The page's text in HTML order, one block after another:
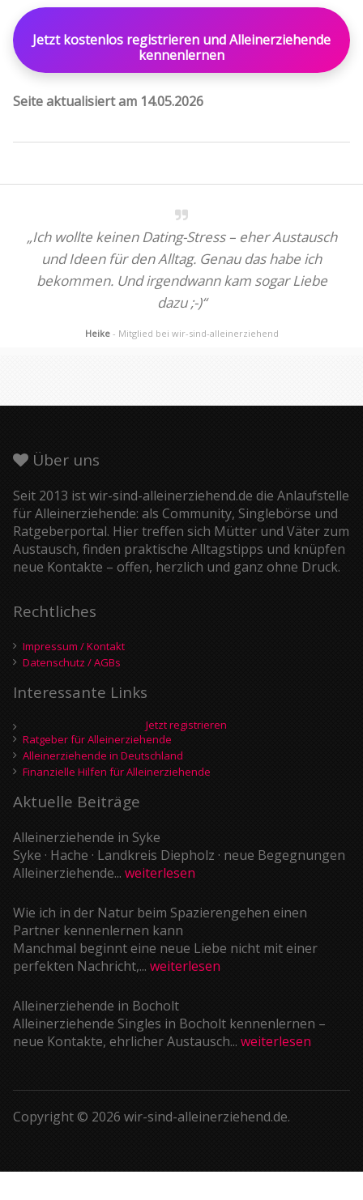
Jetzt kostenlos registrieren und Alleinerziehende
kennenlernen
Seite aktualisiert am 14.05.2026
„Ich wollte keinen Dating-Stress – eher Austausch
und Ideen für den Alltag. Genau das habe ich
bekommen. Und irgendwann kam sogar Liebe
dazu ;-)“
Heike - Mitglied bei wir-sind-alleinerziehend
Über uns
Seit 2013 ist wir-sind-alleinerziehend.de die Anlaufstelle
für Alleinerziehende: als Community, Singlebörse und
Ratgeberportal. Hier treffen sich Mütter und Väter zum
Austausch, finden praktische Alltagstipps und knüpfen
neue Kontakte – offen, herzlich und ganz ohne Druck.
Rechtliches
Impressum / Kontakt
Datenschutz / AGBs
Interessante Links
Jetzt registrieren
Ratgeber für Alleinerziehende
Alleinerziehende in Deutschland
Finanzielle Hilfen für Alleinerziehende
Aktuelle Beiträge
Alleinerziehende in Syke
Syke · Hache · Landkreis Diepholz · neue Begegnungen
Alleinerziehende... weiterlesen
Wie ich in der Natur beim Spazierengehen einen
Partner kennenlernen kann
Manchmal beginnt eine neue Liebe nicht mit einer
perfekten Nachricht,... weiterlesen
Alleinerziehende in Bocholt
Alleinerziehende Singles in Bocholt kennenlernen –
neue Kontakte, ehrlicher Austausch... weiterlesen
Copyright © 2026 wir-sind-alleinerziehend.de.